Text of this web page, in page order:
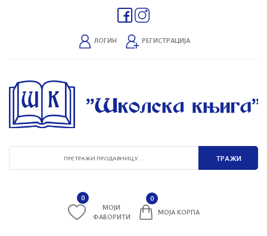
ЛОГИН РЕГИСТРАЦИЈА
0
МОЈИ
ФАВОРИТИ
0
МОЈА КОРПА